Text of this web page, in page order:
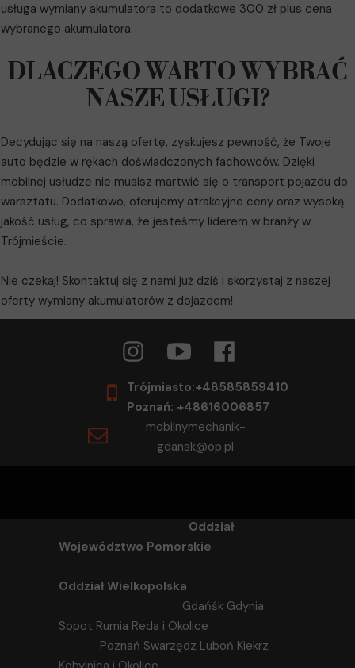
usługa wymiany akumulatora to dodatkowe 300 zł plus cena
wybranego akumulatora.
DLACZEGO WARTO WYBRAĆ
NASZE USŁUGI?
Decydując się na naszą ofertę, zyskujesz pewność, że Twoje
auto będzie w rękach doświadczonych fachowców. Dzięki
mobilnej usłudze nie musisz martwić się o transport pojazdu do
warsztatu. Dodatkowo, oferujemy atrakcyjne ceny oraz wysoką
jakość usług, co sprawia, że jesteśmy liderem w branży w
Trójmieście.
Nie czekaj! Skontaktuj się z nami już dziś i skorzystaj z naszej
oferty wymiany akumulatorów z dojazdem!
Trójmiasto:+48585859410
Poznań: +48616006857
mobilnymechanik-
gdansk@op.pl
Oddział
Województwo Pomorskie
Oddział Wielkopolska
Gdańśk Gdynia
Sopot Rumia Reda i Okolice
Poznań Swarzędz Luboń Kiekrz